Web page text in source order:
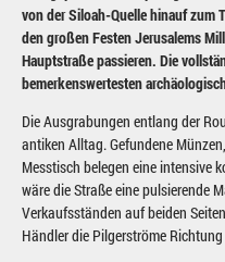
von der Siloah-Quelle hinauf zum
den großen Festen Jerusalems
Hauptstraße passieren. Die
bemerkenswertesten
Die Ausgrabungen entlang der
antiken Alltag. Gefundene
Messtisch belegen eine intensive
wäre die Straße eine pulsierende
Verkaufsständen auf beiden
Händler die Pilgerströme